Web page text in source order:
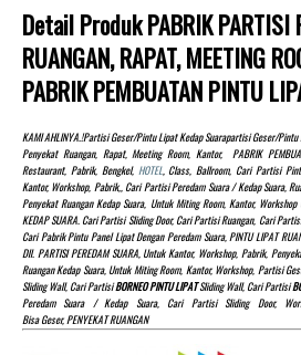
Detail Produk PABRIK PARTISI
RUANGAN, RAPAT, MEETING
PABRIK PEMBUATAN PINTU
KAMI AHLINYA.!partisi Geser/pintu Lipat Kedap Suarapartisi Geser/pintu
Penyekat Ruangan, Rapat, Meeting Room, Kantor, PABRIK
Restaurant, Pabrik, Bengkel, HOTEL, Class, Ballroom, Cari Partisi
Kantor, Workshop, Pabrik,, Cari Partisi Peredam Suara / Kedap Suara,
Penyekat Ruangan Kedap Suara, Untuk Miting Room, Kantor, Workshop
KEDAP SUARA. Cari Partisi Sliding Door, Cari Partisi Ruangan, Cari
Cari Pabrik Pintu Panel Lipat Dengan Peredam Suara, PINTU LIPAT
Dll. PARTISI PEREDAM SUARA, Untuk Kantor, Workshop, Pabrik,
Ruangan Kedap Suara, Untuk Miting Room, Kantor, Workshop, Partisi
Sliding Wall, Cari PartisiBORNEO PINTU LIPATSliding Wall, Cari Partisi
Peredam Suara / Kedap Suara, Cari Partisi Sliding Door,
Bisa Geser, PENYEKAT RUANGAN